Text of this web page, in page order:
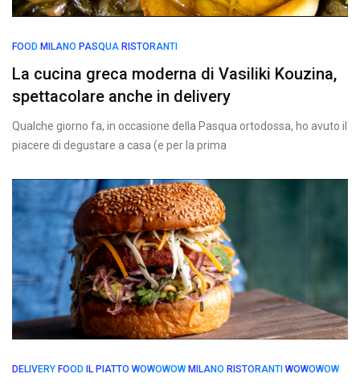
FOOD MILANO PASQUA RISTORANTI
La cucina greca moderna di Vasiliki Kouzina,
spettacolare anche in delivery
Qualche giorno fa, in occasione della Pasqua ortodossa, ho avuto il
piacere di degustare a casa (e per la prima
DELIVERY FOOD IL PIATTO WOWOWOW MILANO RISTORANTI WOWOWOW